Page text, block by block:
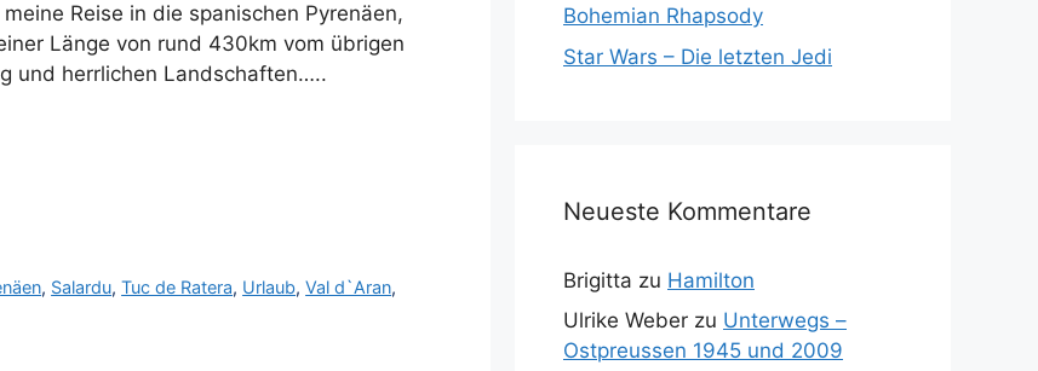
Reise in die spanischen Pyrenäen,
Länge von rund 430km vom übrigen
und herrlichen Landschaften…..
, Salardu,Tuc de Ratera, Urlaub,Val d`Aran,
Bohemian Rhapsody
Star Wars – Die letzten Jedi
Neueste Kommentare
Brigitta zu Hamilton
Ulrike Weber zu Unterwegs –
Ostpreussen 1945 und 2009